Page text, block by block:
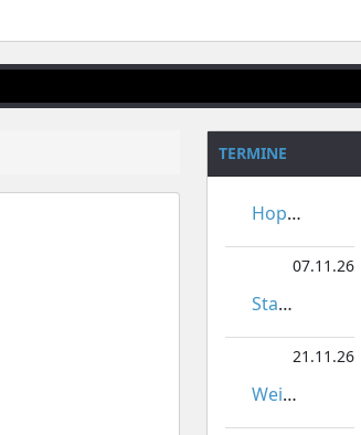
TERMINE
Hoppeditzerwachen
07.11.26
Stadtmeisterschaften im Gardetanz
21.11.26
Weihnachtsmarkt Orsoy